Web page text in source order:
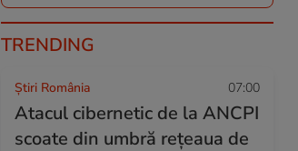
TRENDING
Știri România 07:00
Atacul cibernetic de la ANCPI
scoate din umbră rețeaua de